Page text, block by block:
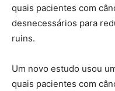
quais pacientes com
desnecessários para
ruins.
Um novo estudo usou
quais pacientes com